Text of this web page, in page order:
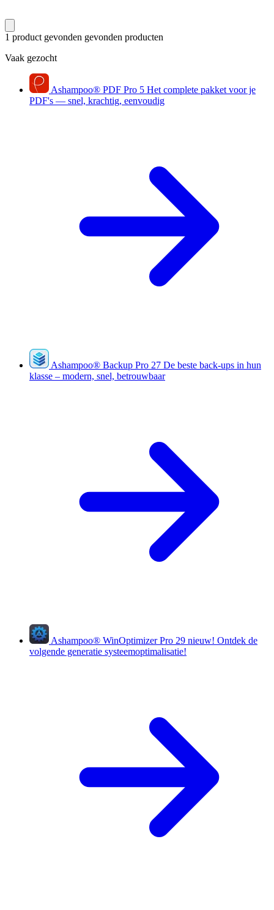
1 product gevonden gevonden producten
Vaak gezocht
Ashampoo® PDF Pro 5 Het complete pakket voor je
PDF's — snel, krachtig, eenvoudig
Ashampoo® Backup Pro 27 De beste back-ups in hun
klasse – modern, snel, betrouwbaar
Ashampoo® WinOptimizer Pro 29 nieuw! Ontdek de
volgende generatie systeemoptimalisatie!